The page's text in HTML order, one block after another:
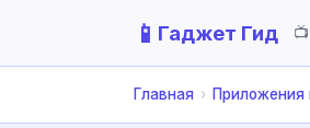
📱 Гаджет Гид
Главная › Приложения